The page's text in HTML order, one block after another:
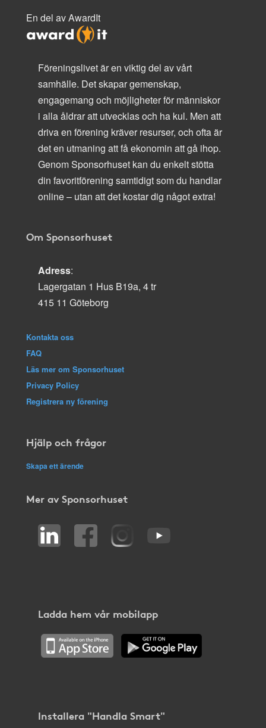
En del av AwardIt
Föreningslivet är en viktig del av vårt
samhälle. Det skapar gemenskap,
engagemang och möjligheter för människor
i alla åldrar att utvecklas och ha kul. Men att
driva en förening kräver resurser, och ofta är
det en utmaning att få ekonomin att gå ihop.
Genom Sponsorhuset kan du enkelt stötta
din favoritförening samtidigt som du handlar
online – utan att det kostar dig något extra!
Om Sponsorhuset
Adress:
Lagergatan 1 Hus B19a, 4 tr
415 11 Göteborg
Kontakta oss
FAQ
Läs mer om Sponsorhuset
Privacy Policy
Registrera ny förening
Hjälp och frågor
Skapa ett ärende
Mer av Sponsorhuset
Ladda hem vår mobilapp
Installera "Handla Smart"